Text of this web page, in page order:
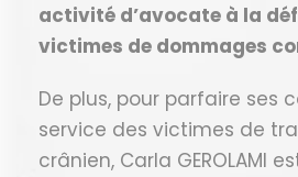
activité d’avocate à la
victimes de dommages
De plus, pour parfaire ses
service des victimes de
crânien, Carla GEROLAMI